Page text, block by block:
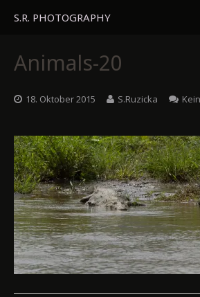
S.R. PHOTOGRAPHY
About
Blog
Gästebuch
Animals-20
18. Oktober 2015 S.Ruzicka